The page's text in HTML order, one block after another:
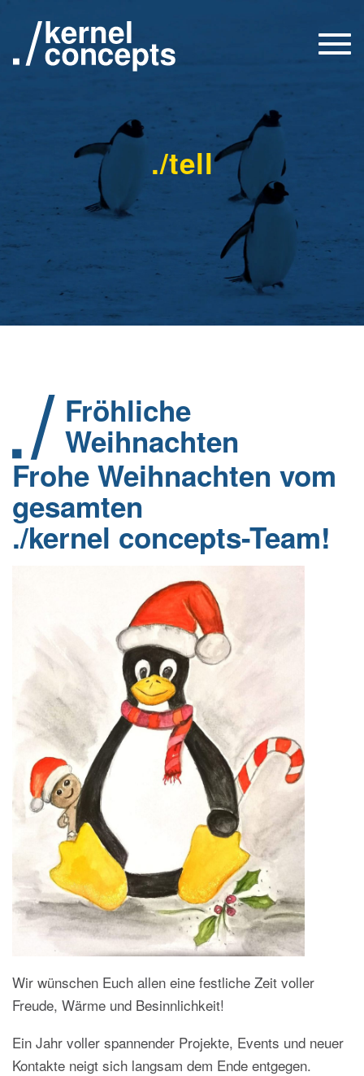
./tell
Fröhliche
Weihnachten
Frohe Weihnachten vom
gesamten
./kernel concepts-Team!
Wir wünschen Euch allen eine festliche Zeit voller
Freude, Wärme und Besinnlichkeit!
Ein Jahr voller spannender Projekte, Events und neuer
Kontakte neigt sich langsam dem Ende entgegen.